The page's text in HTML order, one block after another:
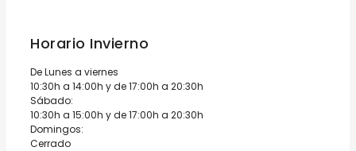
Horario Invierno
De Lunes a viernes
10:30h a 14:00h y de 17:00h a 20:30h
Sábado:
10:30h a 15:00h y de 17:00h a 20:30h
Domingos:
Cerrado